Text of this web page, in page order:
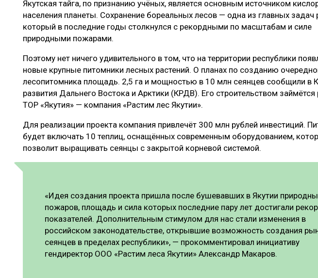
ЛЕСОВОССТАНОВЛЕНИЕ И ЗАЩИТА
ЛОГИСТИКА
ПРОИЗВОДСТВО ДРЕВЕСНЫХ ПЛИТ
ЦБП
СУШКА ДРЕВЕСИНЫ
ЭКСПЕРТНОЕ МНЕНИЕ
Якутская тайга, по признанию учёных, является основным источником
населения планеты. Сохранение бореальных лесов — одна из главных задач
который в последние годы столкнулся с рекордными по масштабам и силе
природными пожарами.
Поэтому нет ничего удивительного в том, что на территории республики
новые крупные питомники лесных растений. О планах по созданию
лесопитомника площадь. 2,5 га и мощностью в 10 млн сеянцев сообщили в
развития Дальнего Востока и Арктики (КРДВ). Его строительством займётся
ТОР «Якутия» — компания «Растим лес Якутии».
Для реализации проекта компания привлечёт 300 млн рублей инвестиций.
будет включать 10 теплиц, оснащённых современным оборудованием,
позволит выращивать сеянцы с закрытой корневой системой.
«Идея создания проекта пришла после бушевавших в Якутии
пожаров, площадь и сила которых последние пару лет достигали
показателей. Дополнительным стимулом для нас стали изменения в
российском законодательстве, открывшие возможность создания
сеянцев в пределах республики», — прокомментировал инициативу
гендиректор ООО «Растим леса Якутии» Александр Макаров.